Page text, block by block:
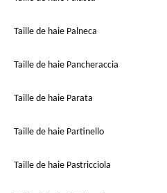
Taille de haie Palneca
Taille de haie Pancheraccia
Taille de haie Parata
Taille de haie Partinello
Taille de haie Pastricciola